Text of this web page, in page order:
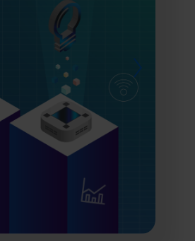
曝光系統(Mask
Aligner)
乾式蝕刻(Dry Etching)
濕式光阻剝除(Wet
Stripping)
化學機械研磨後清洗
(CMP Cleaning)
氧化擴散爐(Oxidation
& Diffusion furnaces)
乾燥設備(Dry
Mechine)
Measure)
造與自動化系統
件材料加工與服務
Exposurer)
電荷消除裝置(Charge
Erase)
乾式光阻剝除(Dry
Stripping)
化學機械研磨(CMP)
快速升溫處理(RTP)
Bench)
晶圓噴灑處理(Wafer Spray
Treatment)
薄膜量測(Thickness
資安防護軟體/系統